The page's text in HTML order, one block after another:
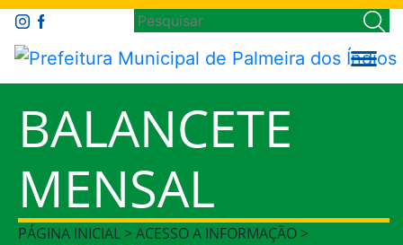
BALANCETE
MENSAL
PÁGINA INICIAL > ACESSO A INFORMAÇÃO >